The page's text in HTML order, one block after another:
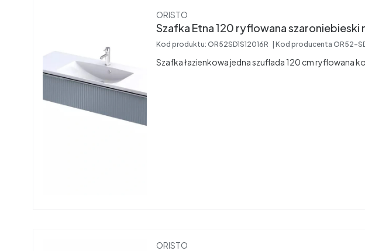
Producent
ORISTO
Szafka Etna 120
Kod produktu: OR52SD1S12016R Kod producenta OR52-
Szafka łazienkowa jedna szuflada 120 cm ryflowana
Producent
ORISTO